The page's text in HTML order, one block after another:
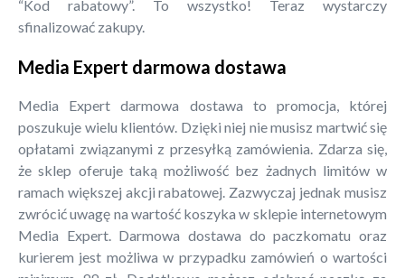
“Kod rabatowy”. To wszystko! Teraz wystarczy
sfinalizować zakupy.
Media Expert darmowa dostawa
Media Expert darmowa dostawa to promocja, której
poszukuje wielu klientów. Dzięki niej nie musisz martwić się
opłatami związanymi z przesyłką zamówienia. Zdarza się,
że sklep oferuje taką możliwość bez żadnych limitów w
ramach większej akcji rabatowej. Zazwyczaj jednak musisz
zwrócić uwagę na wartość koszyka w sklepie internetowym
Media Expert. Darmowa dostawa do paczkomatu oraz
kurierem jest możliwa w przypadku zamówień o wartości